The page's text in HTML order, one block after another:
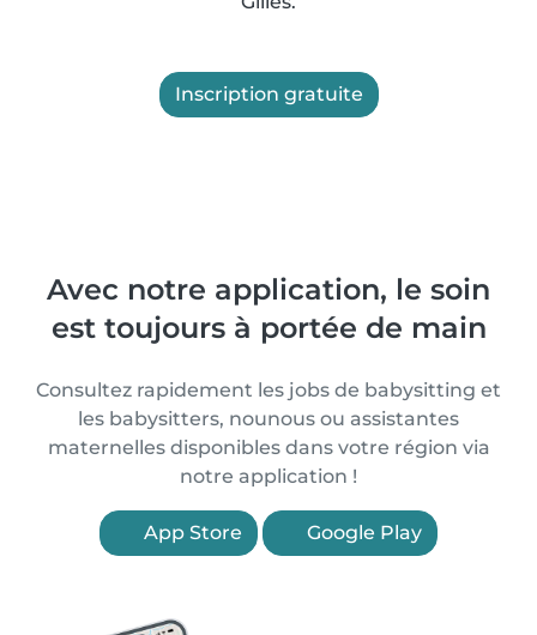
Inscription gratuite
Avec notre application, le soin
est toujours à portée de main
Consultez rapidement les jobs de babysitting et
les babysitters, nounous ou assistantes
maternelles disponibles dans votre région via
notre application !
App Store Google Play